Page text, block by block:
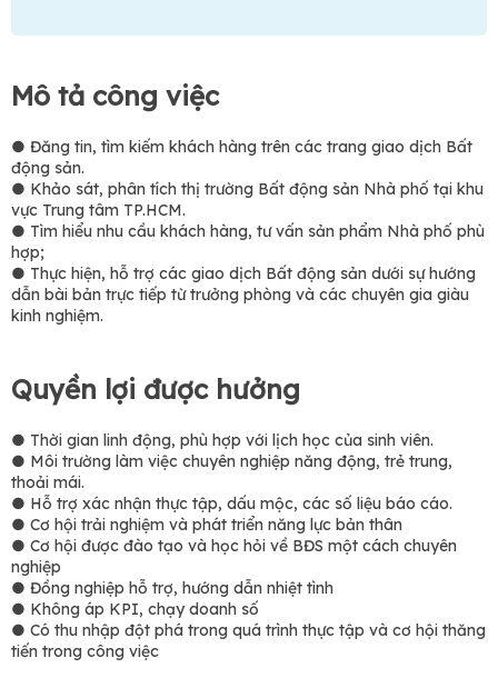
Mô tả công việc
● Đăng tin, tìm kiếm khách hàng trên các trang giao dịch Bất
động sản.
● Khảo sát, phân tích thị trường Bất động sản Nhà phố tại khu
vực Trung tâm TP.HCM.
● Tìm hiểu nhu cầu khách hàng, tư vấn sản phẩm Nhà phố phù
hợp;
● Thực hiện, hỗ trợ các giao dịch Bất động sản dưới sự hướng
dẫn bài bản trực tiếp từ trưởng phòng và các chuyên gia giàu
kinh nghiệm.
Quyền lợi được hưởng
● Thời gian linh động, phù hợp với lịch học của sinh viên.
● Môi trường làm việc chuyên nghiệp năng động, trẻ trung,
thoải mái.
● Hỗ trợ xác nhận thực tập, dấu mộc, các số liệu báo cáo.
● Cơ hội trải nghiệm và phát triển năng lực bản thân
● Cơ hội được đào tạo và học hỏi về BĐS một cách chuyên
nghiệp
● Đồng nghiệp hỗ trợ, hướng dẫn nhiệt tình
● Không áp KPI, chạy doanh số
● Có thu nhập đột phá trong quá trình thực tập và cơ hội thăng
tiến trong công việc